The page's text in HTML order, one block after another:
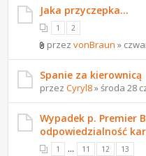
Jaka przyczepka...
1 2
przezvonBraun »
Spanie za kierownicą
przezCyryl8» środa 28
Wypadek p. Premier
odpowiedzialność
1 ... 11 12 13